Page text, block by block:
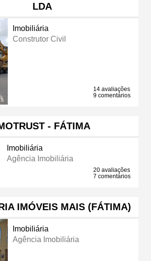
LDA
Imobiliária
Construtor Civil
14 avaliações
9 comentários
- FÁTIMA
Imobiliária
Agência Imobiliária
20 avaliações
7 comentários
IMÓVEIS MAIS (FÁTIMA)
Imobiliária
Agência Imobiliária